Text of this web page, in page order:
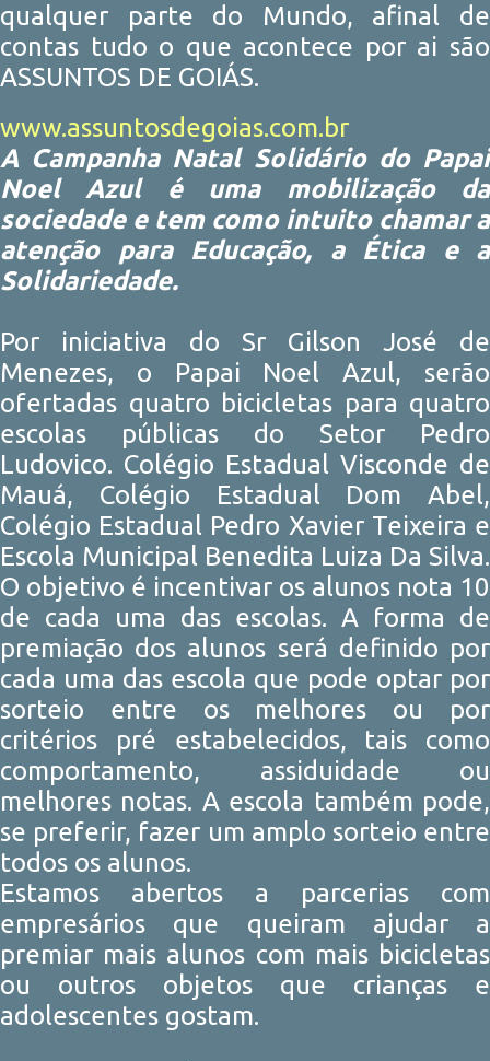
qualquer parte do Mundo, afinal de
contas tudo o que acontece por ai são
ASSUNTOS DE GOIÁS.
www.assuntosdegoias.com.br
A Campanha Natal Solidário do Papai
Noel Azul é uma mobilização da
sociedade e tem como intuito chamar a
atenção para Educação, a Ética e a
Solidariedade.
Por iniciativa do Sr Gilson José de
Menezes, o Papai Noel Azul, serão
ofertadas quatro bicicletas para quatro
escolas públicas do Setor Pedro
Ludovico. Colégio Estadual Visconde de
Mauá, Colégio Estadual Dom Abel,
Colégio Estadual Pedro Xavier Teixeira e
Escola Municipal Benedita Luiza Da Silva.
O objetivo é incentivar os alunos nota 10
de cada uma das escolas. A forma de
premiação dos alunos será definido por
cada uma das escola que pode optar por
sorteio entre os melhores ou por
critérios pré estabelecidos, tais como
comportamento, assiduidade ou
melhores notas. A escola também pode,
se preferir, fazer um amplo sorteio entre
todos os alunos.
Estamos abertos a parcerias com
empresários que queiram ajudar a
premiar mais alunos com mais bicicletas
ou outros objetos que crianças e
adolescentes gostam.